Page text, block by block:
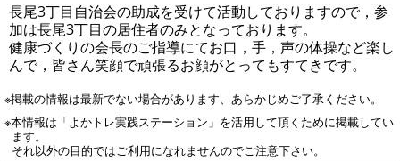
長尾3丁目自治会の助成を受けて活動しておりますので，参
加は長尾3丁目の居住者のみとなっております。
健康づくりの会長のご指導にてお口，手，声の体操など楽し
んで，皆さん笑顔で頑張るお顔がとってもすてきです。
※掲載の情報は最新でない場合があります、あらかじめご了承ください。
※本情報は「よかトレ実践ステーション」を活用して頂くために掲載してい
ます。
それ以外の目的ではご利用になれませんのでご注意下さい。